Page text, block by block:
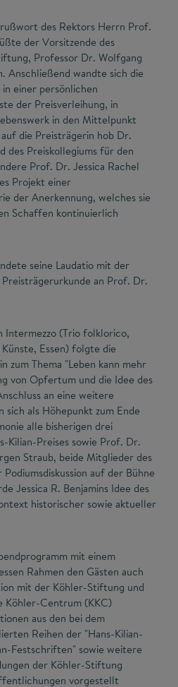
des Rektors Herrn Prof.
der Vorsitzende des
Professor Dr. Wolfgang
Anschließend wandte sich die
einer persönlichen
der Preisverleihung, in
in den Mittelpunkt
die Preisträgerin hob Dr.
des Preiskollegiums für den
Prof. Dr. Jessica Rachel
Projekt einer
der Anerkennung, welches sie
Schaffen kontinuierlich
seine Laudatio mit der
an Prof. Dr.
Intermezzo (Trio folklorico,
Essen) folgte die
zum Thema "Leben kann mehr
von Opfertum und die Idee des
an eine weitere
sich als Höhepunkt zum Ende
alle bisherigen drei
Kilian-Preises sowie Prof. Dr.
Straub, beide Mitglieder des
auf der Bühne
Jessica R. Benjamins Idee des
historischer sowie aktueller
mit einem
Rahmen den Gästen auch
mit der Köhler-Stiftung und
Köhler-Centrum (KKC)
aus den bei dem
Reihen der "Hans-Kilian-
Festschriften" sowie weitere
der Köhler-Stiftung
vorgestellt